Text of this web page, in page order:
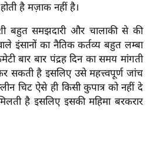
है मज़ाक नहीं है।
बहुत समझदारी और चालाकी से की
इंसानों का नैतिक कर्तव्य बहुत लम्बा
बार बार पंद्रह दिन का समय मांगती
सकती है इसलिए उसे महत्त्वपूर्ण जांच
चिट ऐसे ही किसी कुपात्र को नहीं दे
है इसलिए इसकी महिमा बरकरार